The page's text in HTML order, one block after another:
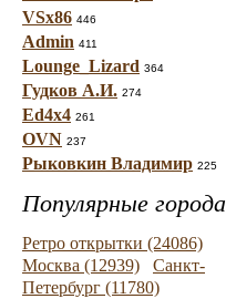
VSx86 446
Admin 411
Lounge_Lizard 364
Гудков А.И. 274
Ed4x4 261
OVN 237
Рыковкин Владимир 225
Популярные города
Ретро открытки (24086)
Москва (12939)
Санкт-
Петербург (11780)